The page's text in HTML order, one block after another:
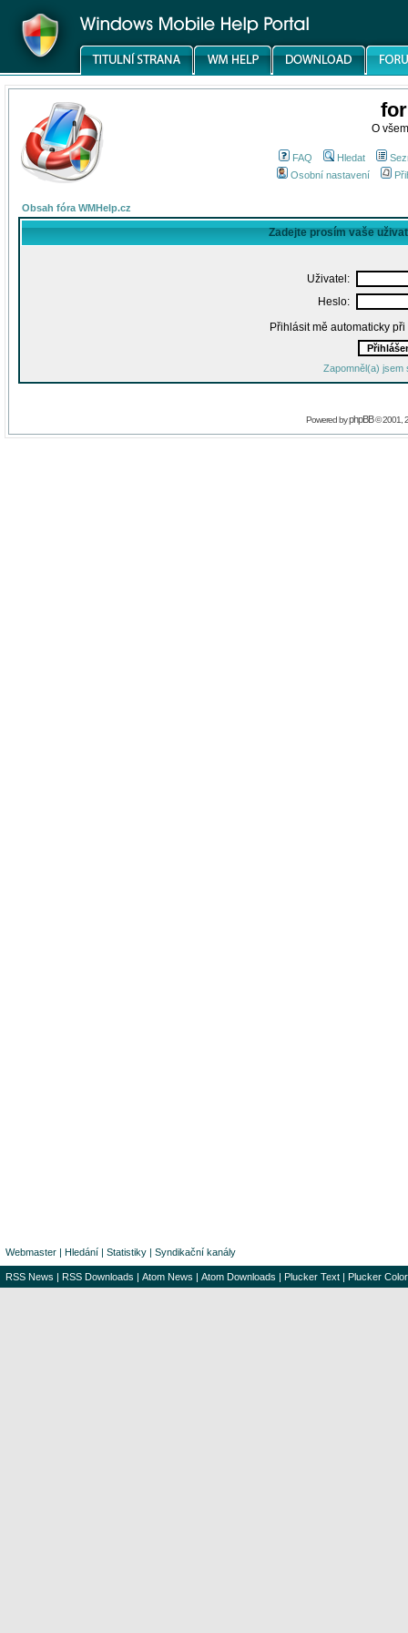
O
FAQ Hledat
Osobní nastavení
Obsah fóra WMHelp.cz
Zadejte prosím vaše
Uživatel:
Heslo:
Přihlásit mě automaticky
Zapomněl(a) jsem
Powered byphpBB© 2001,
Webmaster | Hledání | Statistiky | Syndikační kanály
RSS News | RSS Downloads | Atom News | Atom Downloads | Plucker Text | Plucker Color